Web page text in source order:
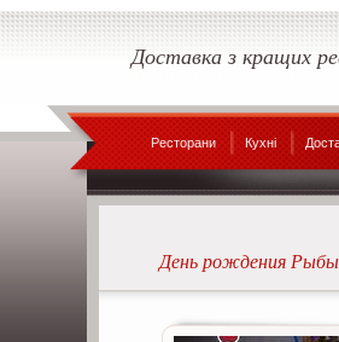
Доставка з кращих
Ресторани Кухні
День рождения